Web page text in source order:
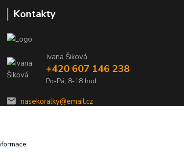
Kontakty
Ivana Šiková
+420 607 146 238
Po-Pá, 8-18 hod.
nasekoralky@email.cz